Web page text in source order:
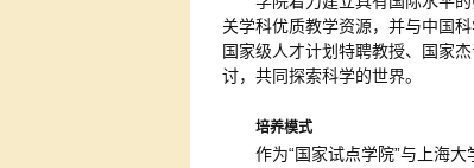
关学科优质教学资源，并与中国
国家级人才计划特聘教授、国家
讨，共同探索科学的世界。
培养模式
作为“国家试点学院”与上海